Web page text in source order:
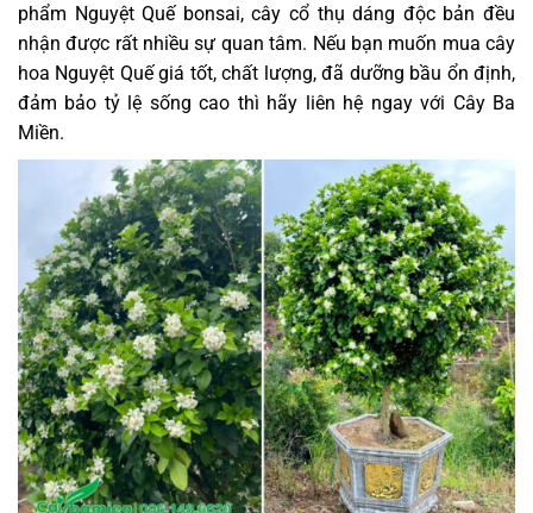
phẩm Nguyệt Quế bonsai, cây cổ thụ dáng độc bản đều
nhận được rất nhiều sự quan tâm. Nếu bạn muốn mua cây
hoa Nguyệt Quế giá tốt, chất lượng, đã dưỡng bầu ổn định,
đảm bảo tỷ lệ sống cao thì hãy liên hệ ngay với Cây Ba
Miền.